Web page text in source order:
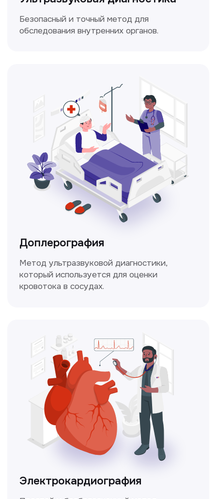
Консультация врачей
и индивидуальный план лечения
от наших опытных специалистов для
вашего здоровья.
Чекапы
это комплексное обследование,
которое помогает оценить общее
состояние здоровья.